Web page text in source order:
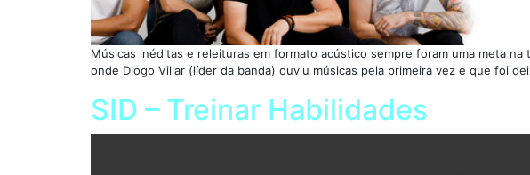
Músicas inéditas e releituras em formato acústico sempre foram uma meta na
onde Diogo Villar (líder da banda) ouviu músicas pela primeira vez e que foi
SID – Treinar Habilidades